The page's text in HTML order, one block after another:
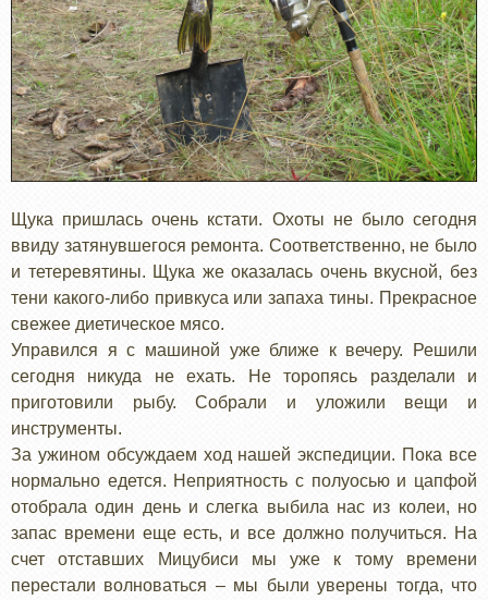
Щука пришлась очень кстати. Охоты не было сегодня
ввиду затянувшегося ремонта. Соответственно, не было
и тетеревятины. Щука же оказалась очень вкусной, без
тени какого-либо привкуса или запаха тины. Прекрасное
свежее диетическое мясо.
Управился я с машиной уже ближе к вечеру. Решили
сегодня никуда не ехать. Не торопясь разделали и
приготовили рыбу. Собрали и уложили вещи и
инструменты.
За ужином обсуждаем ход нашей экспедиции. Пока все
нормально едется. Неприятность с полуосью и цапфой
отобрала один день и слегка выбила нас из колеи, но
запас времени еще есть, и все должно получиться. На
счет отставших Мицубиси мы уже к тому времени
перестали волноваться – мы были уверены тогда, что